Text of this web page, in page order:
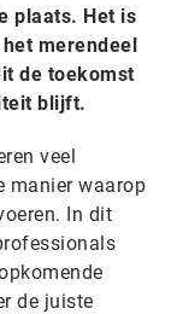
plaats. Het is
merendeel
de toekomst
blijft.
veel
manier waarop
In dit
de juiste